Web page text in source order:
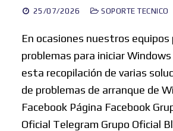
25/07/2026 SOPORTE TECNICO
En ocasiones nuestros
problemas para iniciar
esta recopilación de varias
de problemas de arranque de
Facebook Página Facebook
Oficial Telegram Grupo Oficial